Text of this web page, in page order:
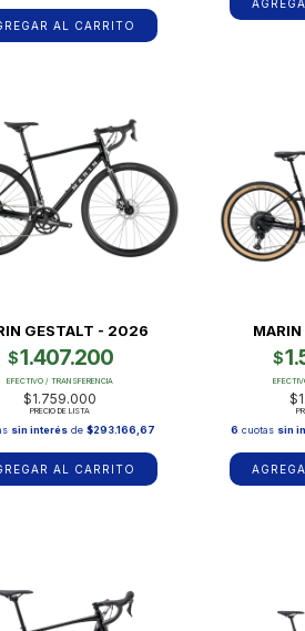
AL CARRITO
GESTALT - 2026
$1.407.200
EFECTIVO / TRANSFERENCIA
$1.759.000
PRECIO DE LISTA
sin interés de$293.166,67
AL CARRITO
$
6 cuotas sin